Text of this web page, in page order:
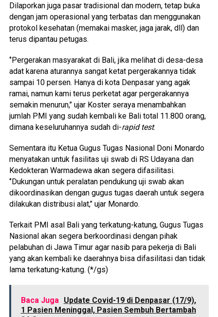
Dilaporkan juga pasar tradisional dan modern, tetap buka
dengan jam operasional yang terbatas dan menggunakan
protokol kesehatan (memakai masker, jaga jarak, dll) dan
terus dipantau petugas.
‘’Pergerakan masyarakat di Bali, jika melihat di desa-desa
adat karena aturannya sangat ketat pergerakannya tidak
sampai 10 persen. Hanya di kota Denpasar yang agak
ramai, namun kami terus perketat agar pergerakannya
semakin menurun,’’ ujar Koster seraya menambahkan
jumlah PMI yang sudah kembali ke Bali total 11.800 orang,
dimana keseluruhannya sudah di-rapid test.
Sementara itu Ketua Gugus Tugas Nasional Doni Monardo
menyatakan untuk fasilitas uji swab di RS Udayana dan
Kedokteran Warmadewa akan segera difasilitasi.
‘’Dukungan untuk peralatan pendukung uji swab akan
dikoordinasikan dengan gugus tugas daerah untuk segera
dilakukan distribusi alat,’’ ujar Monardo.
Terkait PMI asal Bali yang terkatung-katung, Gugus Tugas
Nasional akan segera berkoordinasi dengan pihak
pelabuhan di Jawa Timur agar nasib para pekerja di Bali
yang akan kembali ke daerahnya bisa difasilitasi dan tidak
lama terkatung-katung. (*/gs)
Baca Juga Update Covid-19 di Denpasar (17/9),
1 Pasien Meninggal, Pasien Sembuh Bertambah